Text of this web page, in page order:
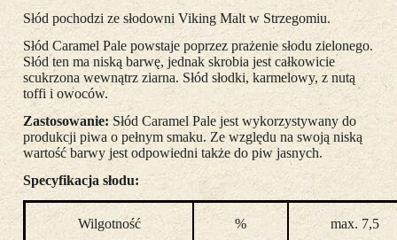
Słód pochodzi ze słodowni Viking Malt w Strzegomiu.
Słód Caramel Pale powstaje poprzez prażenie słodu zielonego.
Słód ten ma niską barwę, jednak skrobia jest całkowicie
scukrzona wewnątrz ziarna. Słód słodki, karmelowy, z nutą
toffi i owoców.
Zastosowanie: Słód Caramel Pale jest wykorzystywany do
produkcji piwa o pełnym smaku. Ze względu na swoją niską
wartość barwy jest odpowiedni także do piw jasnych.
Specyfikacja słodu:
Wilgotność % max. 7,5